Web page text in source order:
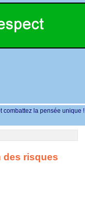
combattez la pensée unique !
des risques